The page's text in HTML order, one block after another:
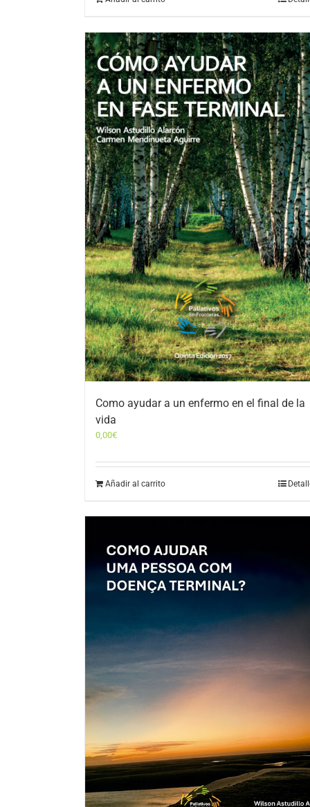
Como ayudar a un enfermo en el final de la
vida
0,00€
Añadir al carrito